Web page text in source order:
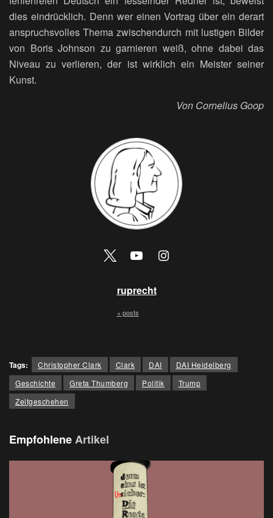
dies eindrücklich. Denn wer einen Vortrag über ein derart
anspruchsvolles Thema zwischendurch mit lustigen Bilder
von Boris Johnson zu garnieren weiß, ohne dabei das
Niveau zu verlieren, der ist wirklich ein Meister seiner
Kunst.
Von Cornelius Goop
ruprecht
+ posts
Tags: Christopher Clark Clark DAI
DAI Heidelberg
Geschichte
Greta Thumberg Politik
Trump
Zeitgeschehen
EmpfohleneArtikel